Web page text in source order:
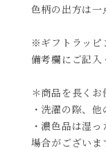
色柄の出方は一
※ギフトラッピ
備考欄にご記入
＊商品を長く
・洗濯の際、
・濃色品は湿
場合がございま